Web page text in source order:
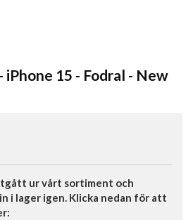
15 - Fodral - New
ur vårt sortiment och
i lager igen. Klicka nedan för att